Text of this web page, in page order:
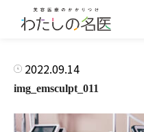
2022.09.14
img_emsculpt_011